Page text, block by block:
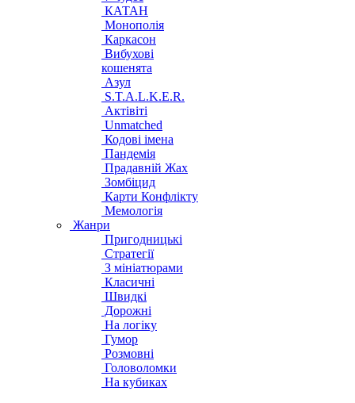
КАТАН
Монополія
Каркасон
Вибухові
кошенята
Азул
S.T.A.L.K.E.R.
Актівіті
Unmatched
Кодові імена
Пандемія
Прадавній Жах
Зомбіцид
Карти Конфлікту
Мемологія
Жанри
Пригодницькі
Стратегії
З мініатюрами
Класичні
Швидкі
Дорожні
На логіку
Гумор
Розмовні
Головоломки
На кубиках